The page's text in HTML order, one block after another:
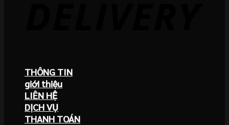
THÔNG TIN
giới thiệu
LIÊN HỆ
DỊCH VỤ
THANH TOÁN